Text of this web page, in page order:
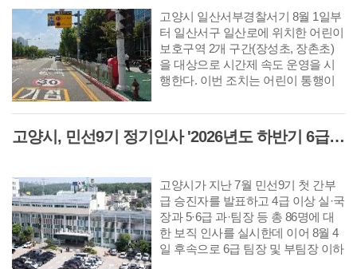
고양시 일산서부경찰서기 8월 1일부
터 일산서구 일산로에 위치한 어린이
보호구역 2개 구간(장성초, 장촌초)
을 대상으로 시간제 속도 운영을 시
행한다. 이번 조치는 어린이 통행이
일한 제한속도 적용으로 발생하는 운
전자 불편을 개선하고 원활한 교통흐
름을 확보하기 위해서 추진되었다.고양시, 민선9기 정기인사 '2026년도 하반기 6급 팀장 인사발령 사항'
고양시가 지난 7월 민선9기 첫 간부
급 승진자를 발표하고 4급 이상 실·국
장과 5·6급 과·팀장 등 총 86명에 대
한 보직 인사를 실시한데 이어 8월 4
일 후속으로 6급 팀장 및 부팀장 이하